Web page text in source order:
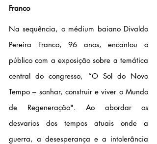
Franco
Na sequência, o médium baiano Divaldo
Pereira Franco, 96 anos, encantou o
público com a exposição sobre a temática
central do congresso, “O Sol do Novo
Tempo – sonhar, construir e viver o Mundo
de Regeneração". Ao abordar os
desvarios dos tempos atuais onde a
guerra, a desesperança e a intolerância